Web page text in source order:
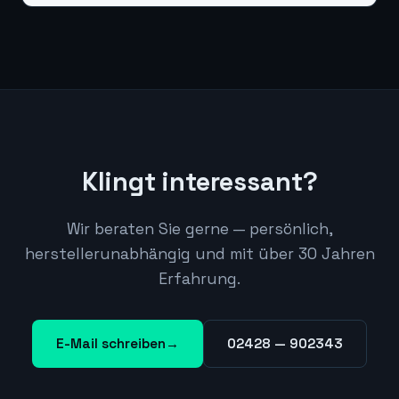
Klingt interessant?
Wir beraten Sie gerne — persönlich,
herstellerunabhängig und mit über 30 Jahren
Erfahrung.
E-Mail schreiben → 02428 — 902343